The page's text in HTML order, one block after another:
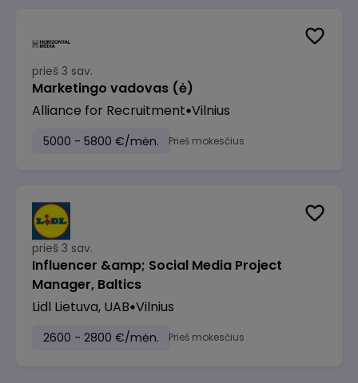
prieš 3 sav.
Marketingo vadovas (ė)
Alliance for Recruitment Vilnius
5000 - 5800 €/mėn. Prieš mokesčius
prieš 3 sav.
Influencer &amp; Social Media Project
Manager, Baltics
Lidl Lietuva, UAB Vilnius
2600 - 2800 €/mėn. Prieš mokesčius